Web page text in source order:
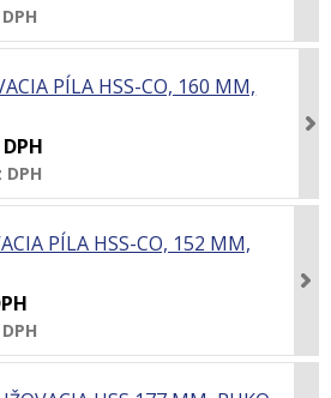
PÍLA HSS-CO, 160 MM,
DPH
PÍLA HSS-CO, 152 MM,